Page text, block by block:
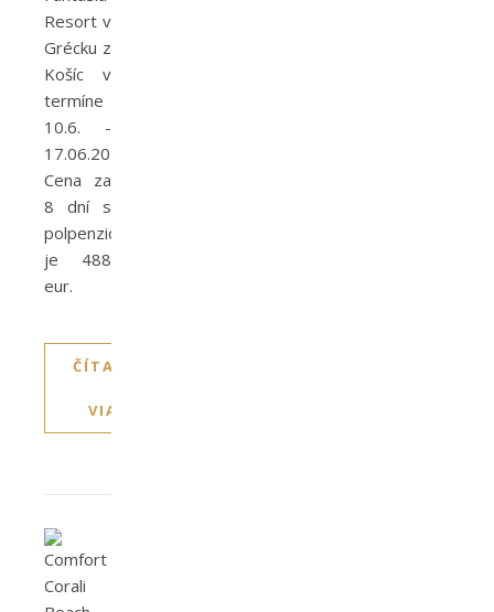
Resort v
Grécku z
Košíc v
termíne
10.6. -
17.06.2022.
Cena za
8 dní s
polpenziou
je 488
eur.
ČÍTAJTE
VIAC